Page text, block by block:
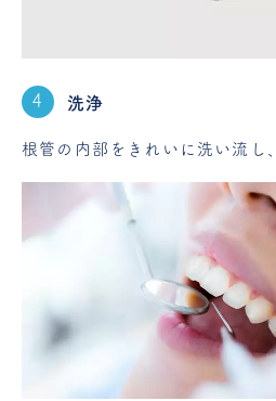
洗浄
根管の内部をきれいに洗い流し